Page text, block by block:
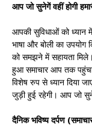
आप जो सुनेगें वहीं होगी
आपकी सुविधाओं को ध्यान
भाषा और बोली का
को समझने में सहायता
हुआ समाचार आप तक
विशेष रुप से ध्यान दिया
जुड़ी हुई रहेगी। आप जो
दैनिक भविष्य दर्पण